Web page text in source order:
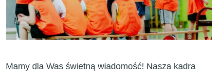
​Mamy dla Was świetną wiadomość! Nasza kadra